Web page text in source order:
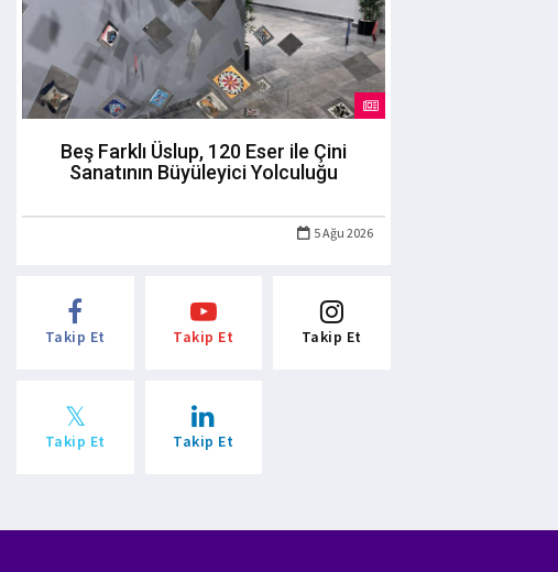
Beş Farklı Üslup, 120 Eser ile Çini
Sanatının Büyüleyici Yolculuğu
5 Ağu 2026
Takip Et Takip Et Takip Et
Takip Et Takip Et